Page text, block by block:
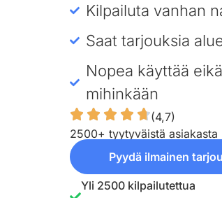
Kilpailuta vanhan
Saat tarjouksia
Nopea käyttää
mihinkään
(4,7)
2500+ tyytyväistä asiakasta
Pyydä ilmainen
Yli 2500 kilpailutettua